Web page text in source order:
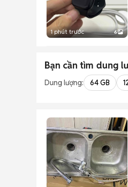
1 phút trước 6
Bạn cần tìm dung
Dung lượng: 64 GB